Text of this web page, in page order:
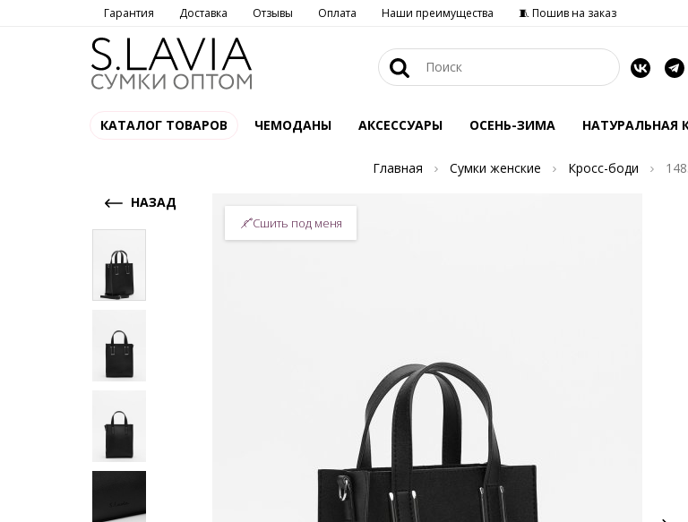
Гарантия Доставка Отзывы Оплата Наши преимущества 🧵 Пошив на заказ
КАТАЛОГ ТОВАРОВ ЧЕМОДАНЫ АКСЕССУАРЫ ОСЕНЬ-ЗИМА НАТУРАЛЬНАЯ
Главная Сумки женские Кросс-боди
НАЗАД
Сшить под меня